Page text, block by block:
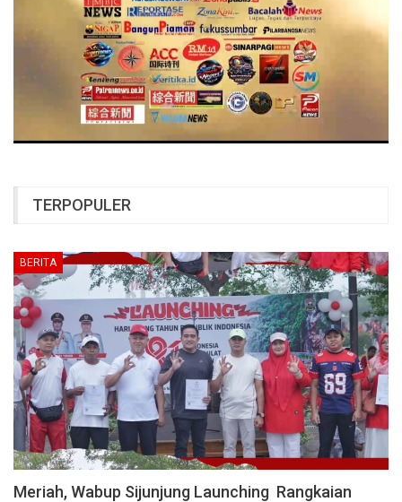
TERPOPULER
BERITA
Meriah, Wabup Sijunjung Launching Rangkaian